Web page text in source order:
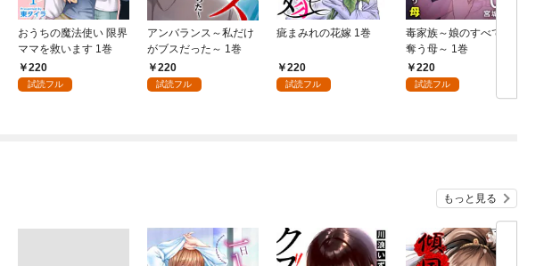
おうちの魔法使い 限界
ママを救います 1巻
220
試読フル
アンバランス～私だけ
がブスだった～ 1巻
220
試読フル
疵まみれの花嫁 1巻
220
試読フル
毒家族～娘のすべてを
奪う母～ 1巻
220
試読フル
もっと見る